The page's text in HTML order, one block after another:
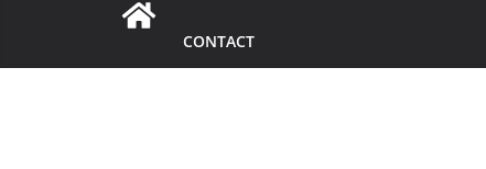
CONTACT